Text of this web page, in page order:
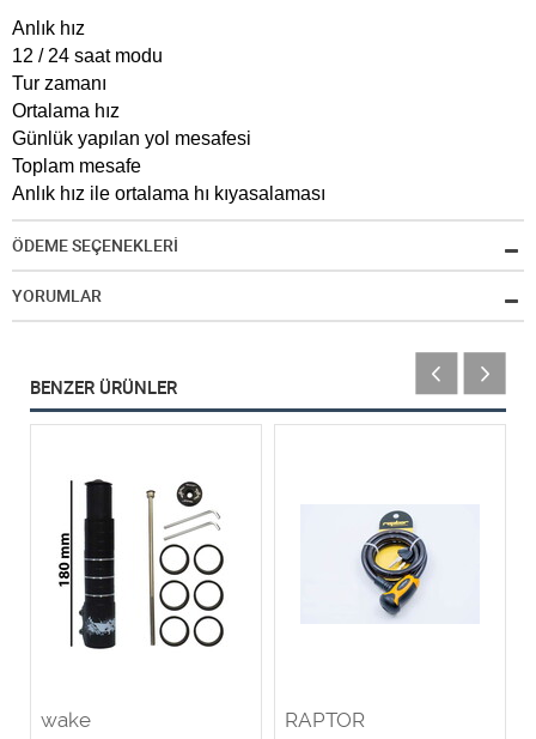
Anlık hız
12 / 24 saat modu
Tur zamanı
Ortalama hız
Günlük yapılan yol mesafesi
Toplam mesafe
Anlık hız ile ortalama hı kıyasalaması
ÖDEME SEÇENEKLERİ
YORUMLAR
BENZER ÜRÜNLER
wake
RAPTOR